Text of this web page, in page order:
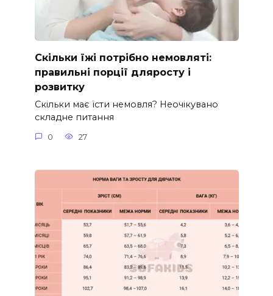
Скільки їжі потрібно немовляті:
правильні порції дляросту і
розвитку
Скільки має їсти немовля? Неочікувано
складне питання
0 27